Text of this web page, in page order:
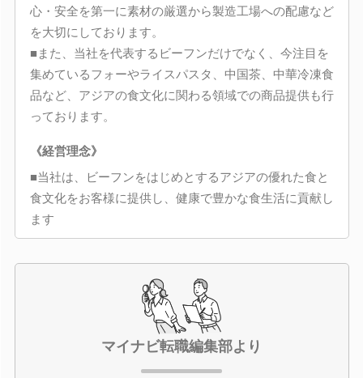
心・安全を第一に素材の厳選から製造工場への配慮など
を大切にしております。
■また、当社を代表するビーフンだけでなく、今注目を
集めているフォーやライスパスタ、中国茶、中華冷凍食
品など、アジアの食文化に関わる領域での商品提供も行
っております。
《経営理念》
■当社は、ビーフンをはじめとするアジアの優れた食と
食文化をお客様に提供し、健康で豊かな食生活に貢献し
ます
マイナビ転職編集部より